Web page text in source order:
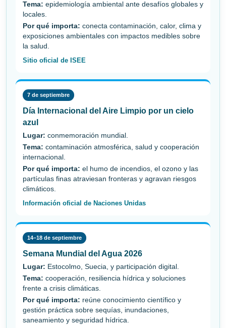
Tema: epidemiología ambiental ante desafíos globales y
locales.
Por qué importa: conecta contaminación, calor, clima y
exposiciones ambientales con impactos medibles sobre
la salud.
Sitio oficial de ISEE
7 de septiembre
Día Internacional del Aire Limpio por un cielo
azul
Lugar: conmemoración mundial.
Tema: contaminación atmosférica, salud y cooperación
internacional.
Por qué importa: el humo de incendios, el ozono y las
partículas finas atraviesan fronteras y agravan riesgos
climáticos.
Información oficial de Naciones Unidas
14–18 de septiembre
Semana Mundial del Agua 2026
Lugar: Estocolmo, Suecia, y participación digital.
Tema: cooperación, resiliencia hídrica y soluciones
frente a crisis climáticas.
Por qué importa: reúne conocimiento científico y
gestión práctica sobre sequías, inundaciones,
saneamiento y seguridad hídrica.